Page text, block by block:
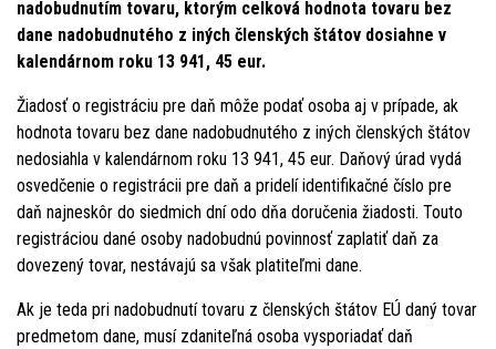
nadobudnutím tovaru, ktorým celková hodnota tovaru bez
dane nadobudnutého z iných členských štátov dosiahne v
kalendárnom roku 13 941, 45 eur.
Žiadosť o registráciu pre daň môže podať osoba aj v prípade, ak
hodnota tovaru bez dane nadobudnutého z iných členských štátov
nedosiahla v kalendárnom roku 13 941, 45 eur. Daňový úrad vydá
osvedčenie o registrácii pre daň a pridelí identifikačné číslo pre
daň najneskôr do siedmich dní odo dňa doručenia žiadosti. Touto
registráciou dané osoby nadobudnú povinnosť zaplatiť daň za
dovezený tovar, nestávajú sa však platiteľmi dane.
Ak je teda pri nadobudnutí tovaru z členských štátov EÚ daný tovar
predmetom dane, musí zdaniteľná osoba vysporiadať daň